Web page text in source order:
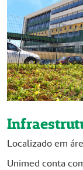
Localizado em
Unimed conta